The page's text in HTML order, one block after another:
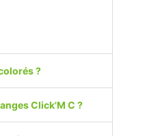
?
Click'M C ?